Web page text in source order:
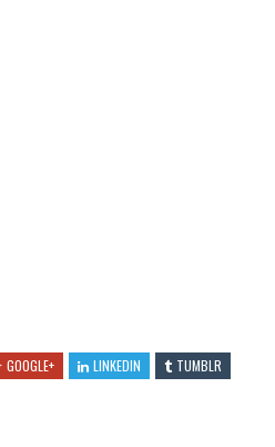
GOOGLE+ LINKEDIN
TUMBLR